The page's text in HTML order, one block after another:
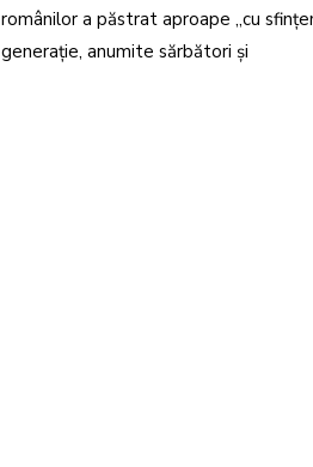
2
românilor a păstrat aproape „cu
generație, anumite sărbători și